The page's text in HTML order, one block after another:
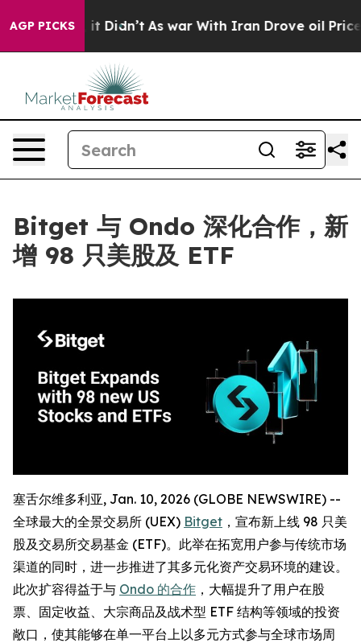
AGP PICKS
Well, it Didn’t As war With Iran Drove oil Prices
Bitget 与 Ondo 深化合作，新
增 98 只美股及 ETF
塞舌尔维多利亚, Jan. 10, 2026 (GLOBE NEWSWIRE) --
全球最大的全景交易所 (UEX) Bitget ，宣布新上线 98 只美
股及交易所交易基金 (ETF)。此举在拓宽用户参与传统市场
渠道的同时，进一步推进了其多元化资产交易环境的建设。
此次扩容得益于与 Ondo 的合作 ，大幅提升了用户在股
票、固定收益、大宗商品及战术型 ETF 结构等领域的投资
敞口，使其能够在单一平台上以多元方式参与全球市场周